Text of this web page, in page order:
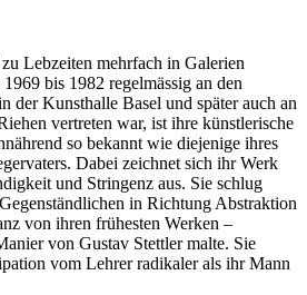
Lebzeiten mehrfach in Galerien
bis 1982 regelmässig an den
der Kunsthalle Basel und später auch an
vertreten war, ist ihre künstlerische
so bekannt wie diejenige ihres
Dabei zeichnet sich ihr Werk
und Stringenz aus. Sie schlug
in Richtung Abstraktion
von ihren frühesten Werken –
von Gustav Stettler malte. Sie
vom Lehrer radikaler als ihr Mann